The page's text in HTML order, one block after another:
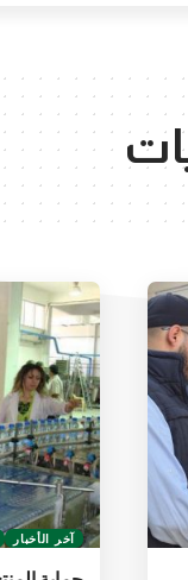
آخر الأخبار